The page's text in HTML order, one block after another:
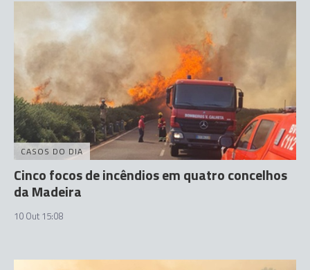
CASOS DO DIA
Cinco focos de incêndios em quatro concelhos
da Madeira
10 Out 15:08